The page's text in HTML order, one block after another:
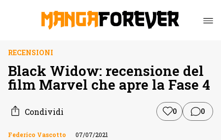
RECENSIONI
Black Widow: recensione del
film Marvel che apre la Fase 4
Condividi 0 0
Federico Vascotto 07/07/2021